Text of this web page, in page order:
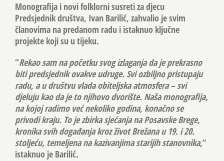
Monografija i novi folklorni susreti za djecu
Predsjednik društva, Ivan Barilić, zahvalio je svim
članovima na predanom radu i istaknuo ključne
projekte koji su u tijeku.
“Rekao sam na početku svog izlaganja da je prekrasno
biti predsjednik ovakve udruge. Svi ozbiljno pristupaju
radu, a u društvu vlada obiteljska atmosfera – svi
djeluju kao da je to njihovo dvorište. Naša monografija,
na kojoj radimo već nekoliko godina, konačno se
privodi kraju. To je zbirka sjećanja na Posavske Brege,
kronika svih događanja kroz život Brežana u 19. i 20.
stoljeću, temeljena na kazivanjima starijih stanovnika,”
istaknuo je Barilić.